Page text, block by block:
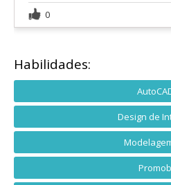
0
Habilidades:
Design de
Promob